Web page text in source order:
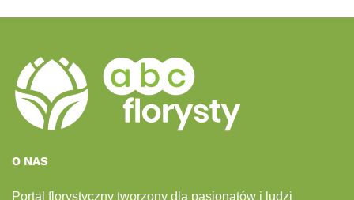
O NAS
Portal florystyczny tworzony dla pasjonatów i ludzi